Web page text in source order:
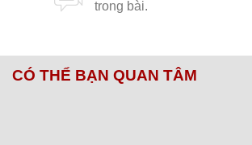
CÓ THỂ BẠN QUAN TÂM